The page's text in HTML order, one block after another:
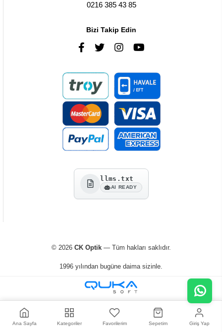
0216 385 43 85
Bizi Takip Edin
llms.txt
AI READY
© 2026 CK Optik— Tüm hakları saklıdır.
1996 yılından bugüne daima sizinle.
Ana Sayfa Kategoriler Favorilerim Sepetim Giriş Yap